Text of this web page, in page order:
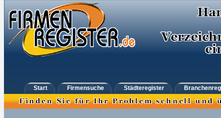
Start Firmensuche Städteregister